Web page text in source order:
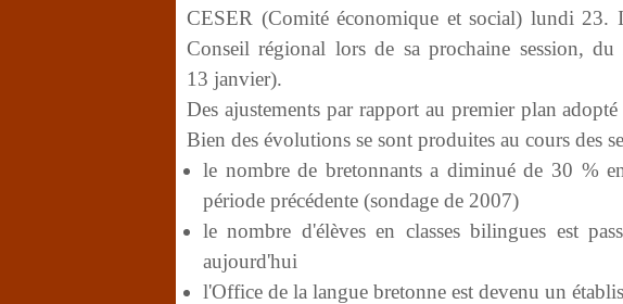
CESER (Comité économique et social) lundi 23.
Conseil régional lors de sa prochaine session,
13 janvier).
Des ajustements par rapport au premier plan
Bien des évolutions se sont produites au cours des
le nombre de bretonnants a diminué de 30 %
période précédente (sondage de 2007)
le nombre d'élèves en classes bilingues est
aujourd'hui
l'Office de la langue bretonne est devenu un